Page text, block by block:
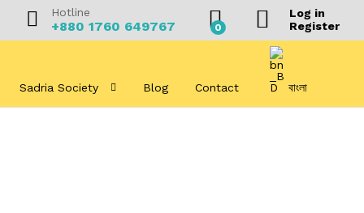
Hotline
+880 1760 649767 0
Log in
Register
Sadria Society Blog Contact বাংলা